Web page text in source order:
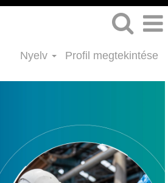
Nyelv Profil megtekintése